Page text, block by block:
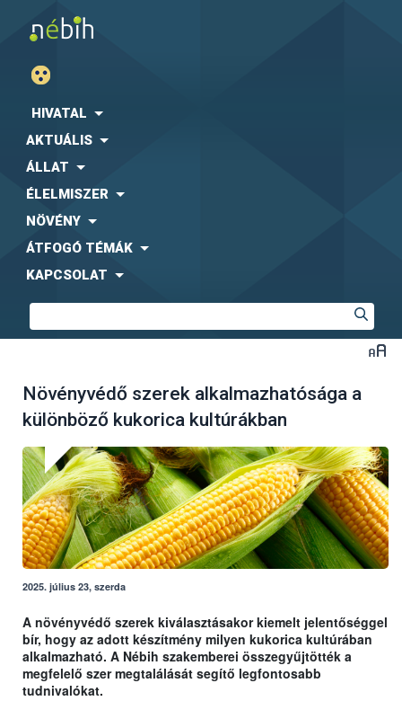
HIVATAL
AKTUÁLIS
ÁLLAT
ÉLELMISZER
NÖVÉNY
ÁTFOGÓ TÉMÁK
KAPCSOLAT
Növényvédő szerek alkalmazhatósága a
különböző kukorica kultúrákban
2025. július 23, szerda
A növényvédő szerek kiválasztásakor kiemelt jelentőséggel
bír, hogy az adott készítmény milyen kukorica kultúrában
alkalmazható. A Nébih szakemberei összegyűjtötték a
megfelelő szer megtalálását segítő legfontosabb
tudnivalókat.